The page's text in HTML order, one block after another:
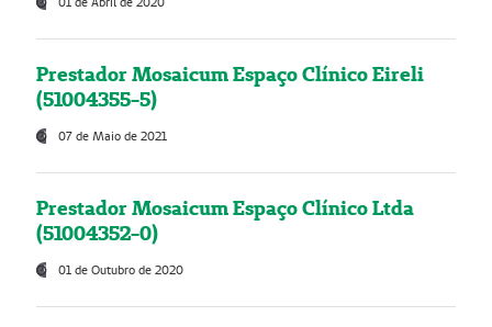
Prestador Mosaicum Espaço Clínico Eireli
(51004355-5)
07 de Maio de 2021
Prestador Mosaicum Espaço Clínico Ltda
(51004352-0)
01 de Outubro de 2020